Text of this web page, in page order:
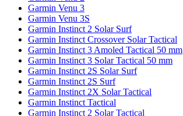
Garmin Venu 3
Garmin Venu 3S
Garmin Instinct 2 Solar Surf
Garmin Instinct Crossover Solar Tactical
Garmin Instinct 3 Amoled Tactical 50 mm
Garmin Instinct 3 Solar Tactical 50 mm
Garmin Instinct 2S Solar Surf
Garmin Instinct 2S Surf
Garmin Instinct 2X Solar Tactical
Garmin Instinct Tactical
Garmin Instinct 2 Solar Tactical